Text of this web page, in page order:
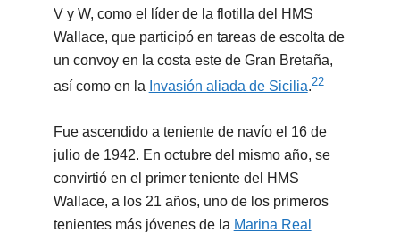
V y W, como el líder de la flotilla del HMS
Wallace, que participó en tareas de escolta de
un convoy en la costa este de Gran Bretaña,
así como en la Invasión aliada de Sicilia.22
Fue ascendido a teniente de navío el 16 de
julio de 1942. En octubre del mismo año, se
convirtió en el primer teniente del HMS
Wallace, a los 21 años, uno de los primeros
tenientes más jóvenes de la Marina Real